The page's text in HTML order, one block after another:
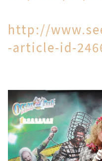
http://
-article-id-